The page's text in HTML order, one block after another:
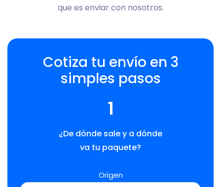
que es enviar con nosotros.
Cotiza tu envío en 3
simples pasos
1
¿De dónde sale y a dónde
va tu paquete?
Origen